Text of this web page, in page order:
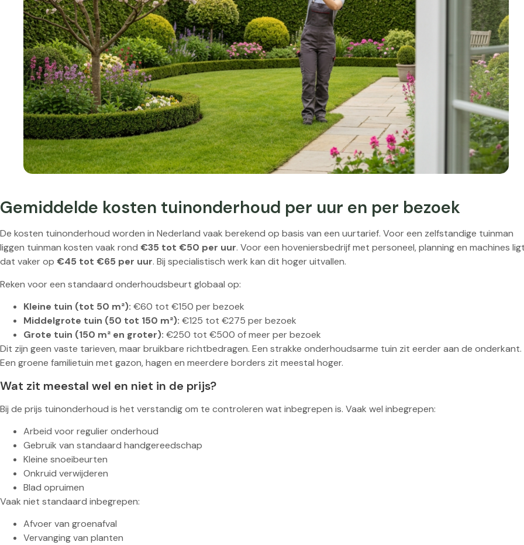
Gemiddelde kosten tuinonderhoud per uur en per bezoek
De kosten tuinonderhoud worden in Nederland vaak berekend op basis van een uurtarief. Voor een zelfstandige tuinman
liggen tuinman kosten vaak rond €35 tot €50 per uur. Voor een hoveniersbedrijf met personeel, planning en machines
dat vaker op €45 tot €65 per uur. Bij specialistisch werk kan dit hoger uitvallen.
Reken voor een standaard onderhoudsbeurt globaal op:
Kleine tuin (tot 50 m²): €60 tot €150 per bezoek
Middelgrote tuin (50 tot 150 m²): €125 tot €275 per bezoek
Grote tuin (150 m² en groter): €250 tot €500 of meer per bezoek
Dit zijn geen vaste tarieven, maar bruikbare richtbedragen. Een strakke onderhoudsarme tuin zit eerder aan de onderkant.
Een groene familietuin met gazon, hagen en meerdere borders zit meestal hoger.
Wat zit meestal wel en niet in de prijs?
Bij de prijs tuinonderhoud is het verstandig om te controleren wat inbegrepen is. Vaak wel inbegrepen:
Arbeid voor regulier onderhoud
Gebruik van standaard handgereedschap
Kleine snoeibeurten
Onkruid verwijderen
Blad opruimen
Vaak niet standaard inbegrepen:
Afvoer van groenafval
Vervanging van planten